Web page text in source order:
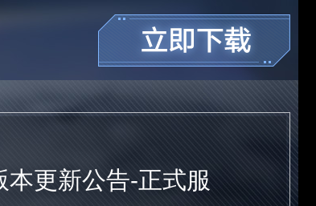
本更新公告-正式服